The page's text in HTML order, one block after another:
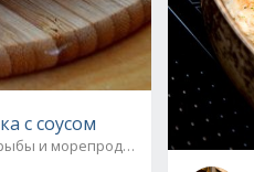
с соусом
и морепродуктов